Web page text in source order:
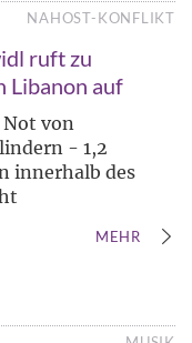
NAHOST-KONFLIKT
ruft zu
Libanon auf
von
- 1,2
innerhalb des
MEHR